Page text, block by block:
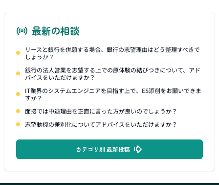
最新の相談
リースと銀行を併願する場合、銀行の志望理由はどう整理すべきで
しょうか？
銀行の法人営業を志望する上での原体験の結びつきについて、アド
バイスをいただけますか？
IT業界のシステムエンジニアを目指す上で、ES添削をお願いできま
すか？
面接では中退理由を正直に言った方が良いのでしょうか？
志望動機の差別化についてアドバイスをいただけますか？
カテゴリ別 最新投稿